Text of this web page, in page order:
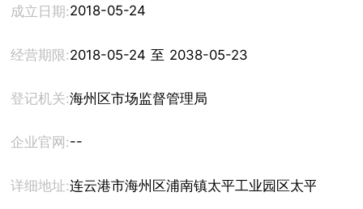
成立日期:2018-05-24
经营期限: 2018-05-24 至 2038-05-23
登记机关:海州区市场监督管理局
企业官网:--
详细地址:连云港市海州区浦南镇太平工业园区太平路（